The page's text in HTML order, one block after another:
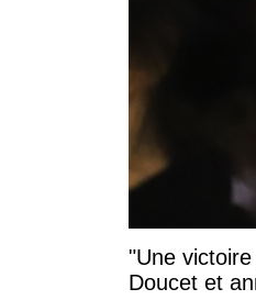
"Une
Doucet et